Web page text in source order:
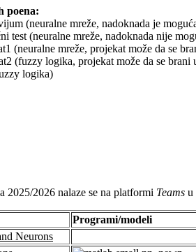
poena:
(neuralne mreže, nadoknada je
test (neuralne mreže, nadoknada nije
(neuralne mreže, projekat može da se
(fuzzy logika, projekat može da se
logika)
2025/2026 nalaze se na platformi Teams u
Programi/modeli
Neurons